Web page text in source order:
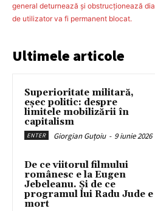
general deturnează şi obstrucţionează
de utilizator va fi permanent blocat.
Ultimele articole
Superioritate militară,
eșec politic: despre
limitele mobilizării în
capitalism
ENTER Giorgian Guțoiu - 9 iunie 2026
De ce viitorul filmului
românesc e la Eugen
Jebeleanu. Și de ce
programul lui Radu Jude e
mort